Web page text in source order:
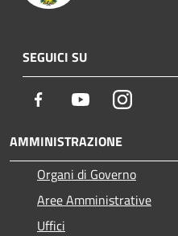
SEGUICI SU
Facebook YoutubeInstagram
AMMINISTRAZIONE
Organi di Governo
Aree Amministrative
Uffici